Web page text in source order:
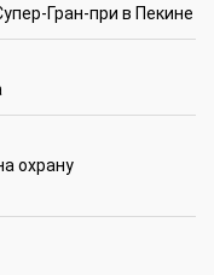
Гран-при в Пекине
охрану